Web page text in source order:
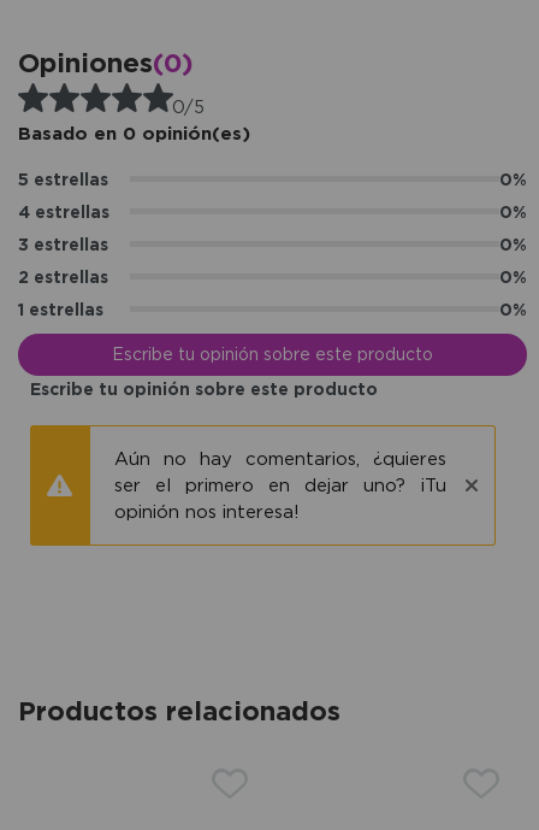
Opiniones(0)
0/5
Basado en 0 opinión(es)
5 estrellas
0%
4 estrellas
0%
3 estrellas
0%
2 estrellas
0%
1 estrellas
0%
Escribe tu opinión sobre este producto
Escribe tu opinión sobre este producto
Aún no hay comentarios, ¿quieres
ser el primero en dejar uno? ¡Tu
opinión nos interesa!
Productos relacionados